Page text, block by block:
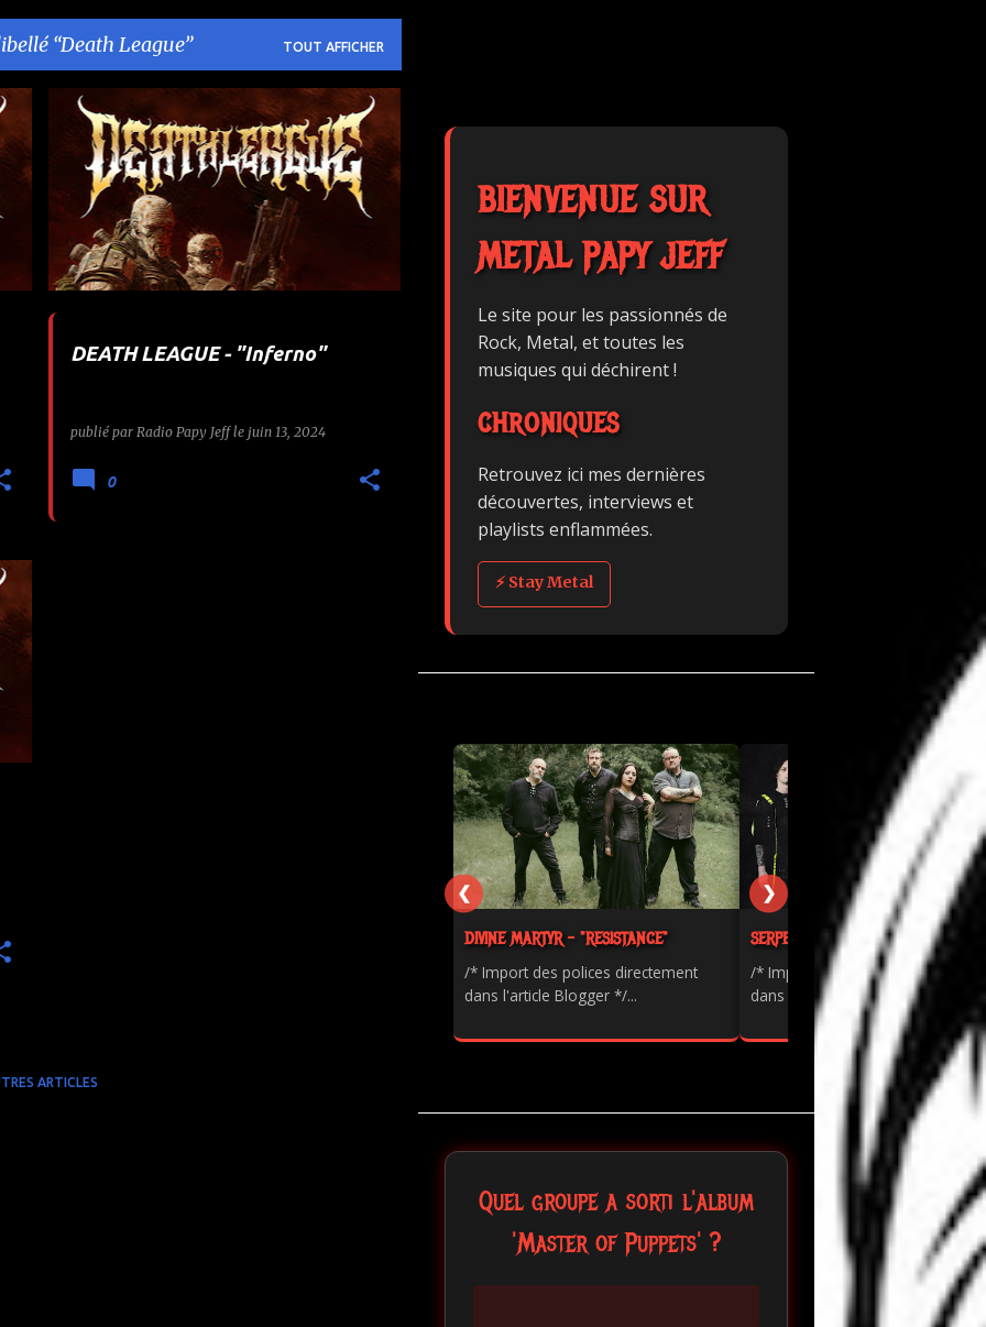
Death League TOUT AFFICHER
DEATH LEAGUE - "Inferno"
publié par Radio Papy Jeff le juin 13, 2024
DEATH LEAGUE INFERNO METAL
PAPY JEFF +
THEOGONIA RECORDS
0
ARTICLES
BIENVENUE SUR
METAL PAPY JEFF
Le site pour les passionnés de
Rock, Metal, et toutes les
musiques qui déchirent !
CHRONIQUES
Retrouvez ici mes dernières
découvertes, interviews et
playlists enflammées.
⚡ Stay Metal
DIVINE MARTYR - "RESISTANCE"
/* Import des polices directement
dans l'article Blogger */...
SERPENTS - "PAINKILLER"
/* Import des polices directement
dans l'article Blogger */...
❮ ❯
Quel groupe a sorti l'album
'Master of Puppets' ?